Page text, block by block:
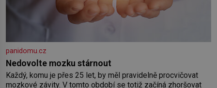
panidomu.cz
Nedovolte mozku stárnout
Každý, komu je přes 25 let, by měl pravidelně procvičovat
mozkové závity. V tomto období se totiž začíná zhoršovat